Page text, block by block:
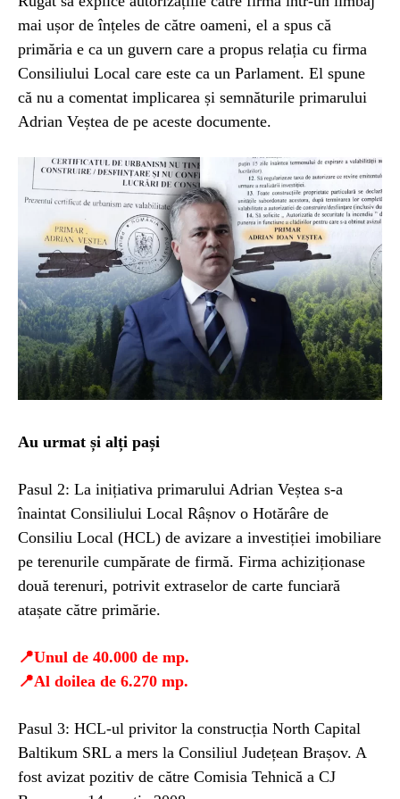
mai ușor de înțeles de către oameni, el a spus că
primăria e ca un guvern care a propus relația cu firma
Consiliului Local care este ca un Parlament. El spune
că nu a comentat implicarea și semnăturile primarului
Adrian Veștea de pe aceste documente.
Au urmat și alți pași
Pasul 2: La inițiativa primarului Adrian Veștea s-a
înaintat Consiliului Local Râșnov o Hotărâre de
Consiliu Local (HCL) de avizare a investiției imobiliare
pe terenurile cumpărate de firmă. Firma achiziționase
două terenuri, potrivit extraselor de carte funciară
atașate către primărie.
📍Unul de 40.000 de mp.
📍Al doilea de 6.270 mp.
Pasul 3: HCL-ul privitor la construcția North Capital
Baltikum SRL a mers la Consiliul Județean Brașov. A
fost avizat pozitiv de către Comisia Tehnică a CJ